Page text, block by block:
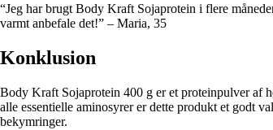
“Jeg har brugt Body Kraft Sojaprotein i flere
varmt anbefale det!” – Maria, 35
Konklusion
Body Kraft Sojaprotein 400 g er et proteinpulver af
alle essentielle aminosyrer er dette produkt et godt
bekymringer.